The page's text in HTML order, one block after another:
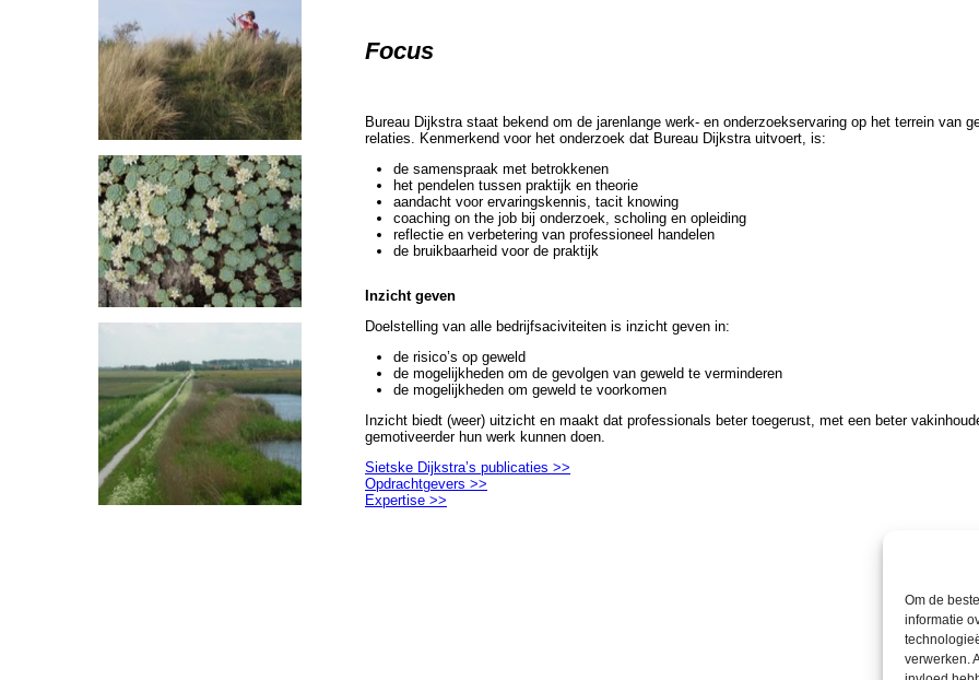
Om de
informatie
verwerken.
Focus
Bureau Dijkstra staat bekend om de jarenlange werk- en onderzoekservaring op het terrein van
relaties. Kenmerkend voor het onderzoek dat Bureau Dijkstra uitvoert, is:
de samenspraak met betrokkenen
het pendelen tussen praktijk en theorie
aandacht voor ervaringskennis, tacit knowing
coaching on the job bij onderzoek, scholing en opleiding
reflectie en verbetering van professioneel handelen
de bruikbaarheid voor de praktijk
Inzicht geven
Doelstelling van alle bedrijfsaciviteiten is inzicht geven in:
de risico’s op geweld
de mogelijkheden om de gevolgen van geweld te verminderen
de mogelijkheden om geweld te voorkomen
Inzicht biedt (weer) uitzicht en maakt dat professionals beter toegerust, met een beter
gemotiveerder hun werk kunnen doen.
Sietske Dijkstra’s publicaties >>
Opdrachtgevers >>
Expertise >>